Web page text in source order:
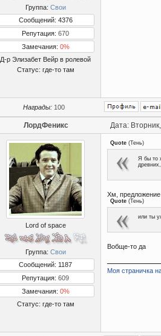
Группа: Свои
Сообщений: 4376
Репутация: 670
Замечания: 0%
Д-р Элизабет Вейр в ролевой
Статус: где-то там
Награды: 100
ЛордФеникс Дата:
Lord of space
Группа: Свои
Сообщений: 1187
Репутация: 609
Замечания: 0%
Статус: где-то там
Quote (Тень)
Я бы то
Хм,
Quote (Тень)
или ты
Вобще-то да
Моя страничка